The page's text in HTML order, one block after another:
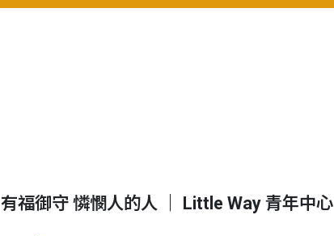
有福御守 憐憫人的人 ｜ Little Way 青年中心